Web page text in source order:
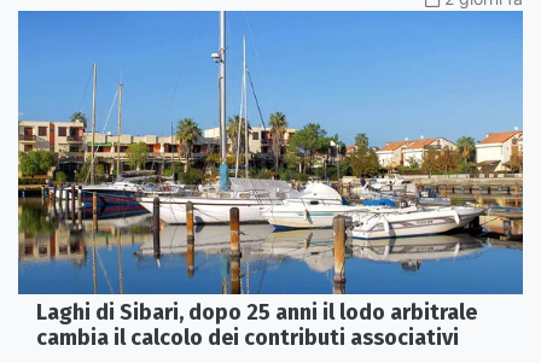
Laghi di Sibari, dopo 25 anni il lodo arbitrale
cambia il calcolo dei contributi associativi